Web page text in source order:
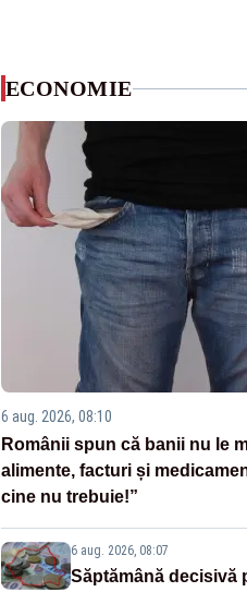
ECONOMIE
6 aug. 2026, 08:10
Românii spun că banii nu le
alimente, facturi și
cine nu trebuie!”
6 aug. 2026, 08:07
Săptămână decisivă